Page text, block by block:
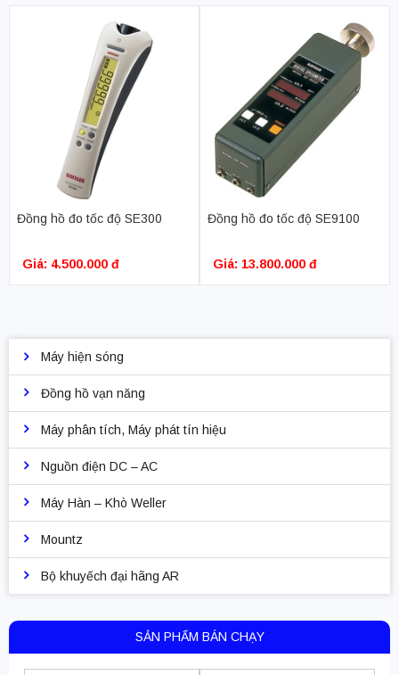
Đồng hồ đo tốc độ SE300
Giá: 4.500.000 đ
Đồng hồ đo tốc độ SE9100
Giá: 13.800.000 đ
Máy hiện sóng
Đồng hồ vạn năng
Máy phân tích, Máy phát tín hiệu
Nguồn điện DC – AC
Máy Hàn – Khò Weller
Mountz
Bộ khuyếch đại hãng AR
SẢN PHẨM BÁN CHẠY